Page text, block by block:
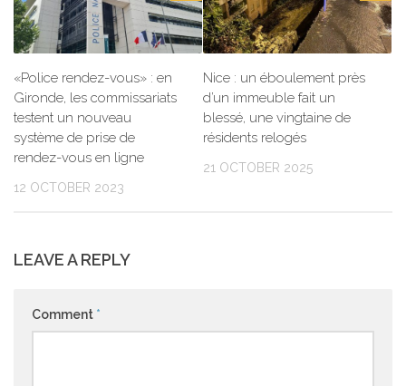
«Police rendez-vous» : en
Gironde, les commissariats
testent un nouveau
système de prise de
rendez-vous en ligne
12 OCTOBER 2023
Nice : un éboulement près
d’un immeuble fait un
blessé, une vingtaine de
résidents relogés
21 OCTOBER 2025
LEAVE A REPLY
Comment *